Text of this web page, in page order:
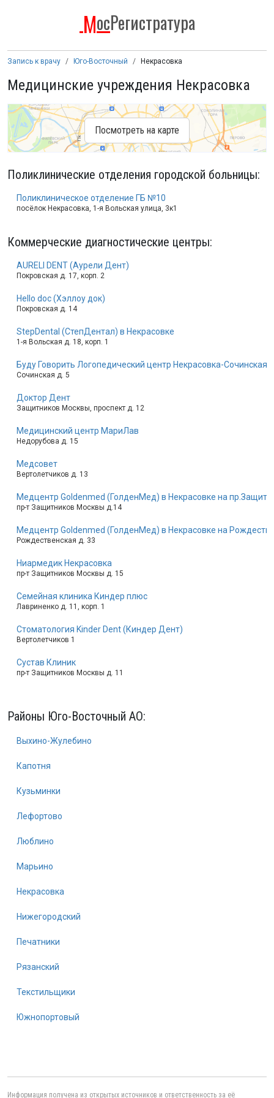
МосРегистратура
Запись к врачу Юго-Восточный Некрасовка
Медицинские учреждения Некрасовка
Посмотреть на карте
Поликлинические отделения городской больницы:
Поликлиническое отделение ГБ №10
посёлок Некрасовка, 1-я Вольская улица, 3к1
Коммерческие диагностические центры:
AURELI DENT (Аурели Дент)
Покровская д. 17, корп. 2
Hello doc (Хэллоу док)
Покровская д. 14
StepDental (СтепДентал) в Некрасовке
1-я Вольская д. 18, корп. 1
Буду Говорить Логопедический центр Некрасовка-Сочинская
Сочинская д. 5
Доктор Дент
Защитников Москвы, проспект д. 12
Медицинский центр МариЛав
Недорубова д. 15
Медсовет
Вертолетчиков д. 13
Медцентр Goldenmed (ГолденМед) в Некрасовке на
пр-т Защитников Москвы д.14
Медцентр Goldenmed (ГолденМед) в Некрасовке на
Рождественская д. 33
Ниармедик Некрасовка
пр-т Защитников Москвы д. 15
Семейная клиника Киндер плюс
Лавриненко д. 11, корп. 1
Стоматология Kinder Dent (Киндер Дент)
Вертолетчиков 1
Сустав Клиник
пр-т Защитников Москвы д. 11
Районы Юго-Восточный АО:
Выхино-Жулебино
Капотня
Кузьминки
Лефортово
Люблино
Марьино
Некрасовка
Нижегородский
Печатники
Рязанский
Текстильщики
Южнопортовый
Информация получена из открытых источников и ответственность за её